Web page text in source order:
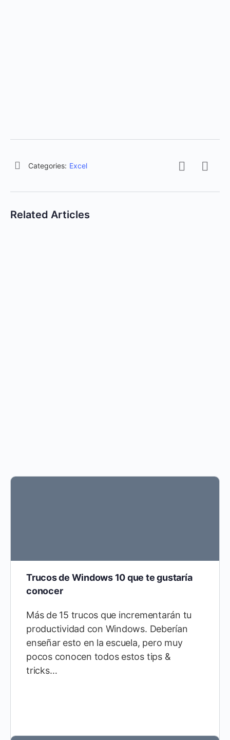
Categories: Excel
Related Articles
Trucos de Windows 10 que te gustaría
conocer
Más de 15 trucos que incrementarán tu
productividad con Windows. Deberían
enseñar esto en la escuela, pero muy
pocos conocen todos estos tips &
tricks…